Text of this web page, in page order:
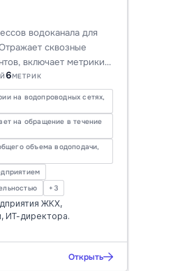
водоканала для
сквозные
включает метрики и
и
в отрасли.
6МЕТРИК
на водопроводных сетях,
на обращение в течение
объема водоподачи,
+3
ЖКХ,
ИТ-директора.
Открыть